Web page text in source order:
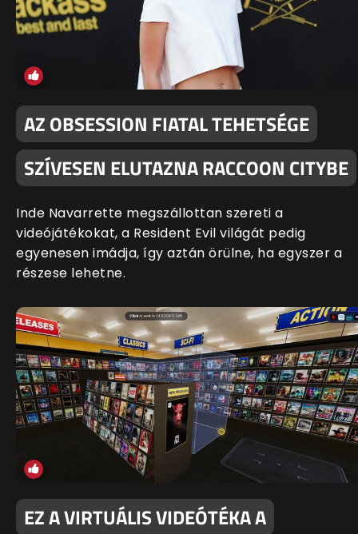
AZ OBSESSION FIATAL TEHETSÉGE
SZÍVESEN ELUTAZNA RACCOON CITYBE
Inde Navarrette megszállottan szereti a
videójátékokat, a Resident Evil világát pedig
egyenesen imádja, így aztán örülne, ha egyszer a
részese lehetne.
EZ A VIRTUÁLIS VIDEÓTÉKA A